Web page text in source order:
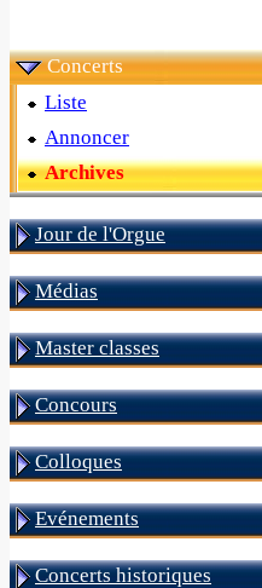
Concerts
Liste
Annoncer
Archives
Jour de l'Orgue
Médias
Master classes
Concours
Colloques
Evénements
Concerts historiques